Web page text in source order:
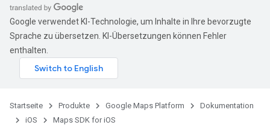
Google verwendet KI-Technologie, um Inhalte in Ihre bevorzugte
Sprache zu übersetzen. KI-Übersetzungen können Fehler
enthalten.
Startseite Produkte Google Maps Platform
Dokumentation
iOS
Maps SDK for iOS